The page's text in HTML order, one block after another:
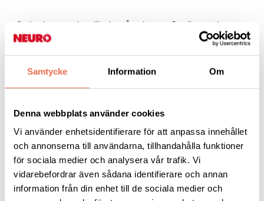
Samtycke Information Om
Denna webbplats använder cookies
Vi använder enhetsidentifierare för att anpassa innehållet
och annonserna till användarna, tillhandahålla funktioner
för sociala medier och analysera vår trafik. Vi
vidarebefordrar även sådana identifierare och annan
information från din enhet till de sociala medier och
- Sedan kan man ha olika bestående men. Jag är nog den som
har klarat mig bäst för jag tycker jag är otroligt stark igen. Och
har alltid sedan dess jobbat heltid. Jag kan inte springa ett
maratonlopp, inte ens tjejmilen men jag kan småjogga, jag kan
Andra kan halta lite när de går och några behöver
gånghjälpmedel när de blir äldre.
- Vi vill ge hopp till människor som är så svårt sjuka och
samtidigt visa på att träning verkligen lönar sig. Man når
jättelångt och det är viktigt, avslutar Lena Marieke Wemar.